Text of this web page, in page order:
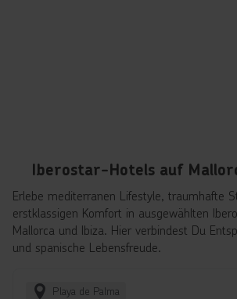
Iberostar-Hotels auf
Erlebe mediterranen Lifestyle, traumhafte
erstklassigen Komfort in ausgewählten
Mallorca und Ibiza. Hier verbindest Du
und spanische Lebensfreude.
Playa de Palma